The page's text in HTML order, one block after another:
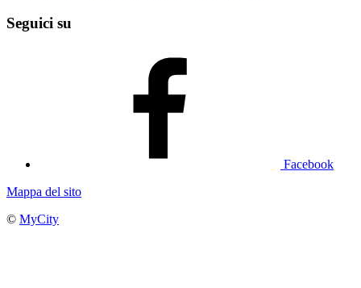
Seguici su
Facebook
Mappa del sito
© MyCity